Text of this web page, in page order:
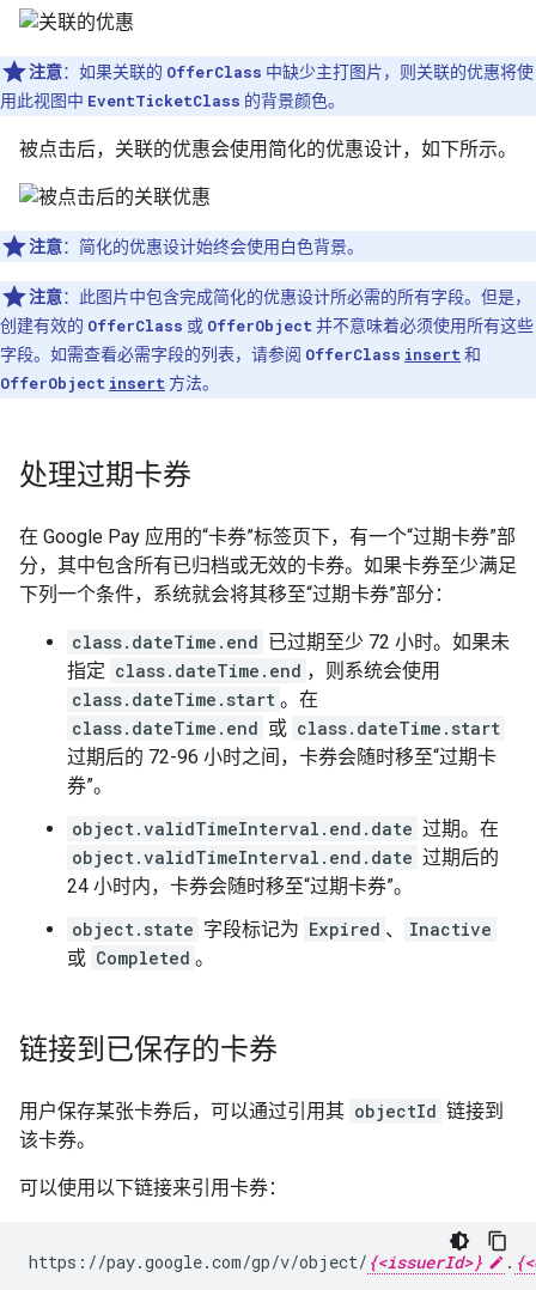
注意：如果关联的 OfferClass 中缺少主打图片，则关联的优惠将使
用此视图中 EventTicketClass 的背景颜色。
被点击后，关联的优惠会使用简化的优惠设计，如下所示。
注意：简化的优惠设计始终会使用白色背景。
注意：此图片中包含完成简化的优惠设计所必需的所有字段。但是，
创建有效的 OfferClass 或 OfferObject 并不意味着必须使用所有这些
字段。如需查看必需字段的列表，请参阅 OfferClass insert 和
OfferObject insert 方法。
处理过期卡券
在 Google Pay 应用的“卡券”标签页下，有一个“过期卡券”部
分，其中包含所有已归档或无效的卡券。如果卡券至少满足
下列一个条件，系统就会将其移至“过期卡券”部分：
class.dateTime.end 已过期至少 72 小时。如果未
指定 class.dateTime.end ，则系统会使用
class.dateTime.start 。在
class.dateTime.end 或 class.dateTime.start
过期后的 72-96 小时之间，卡券会随时移至“过期卡
券”。
object.validTimeInterval.end.date 过期。在
object.validTimeInterval.end.date 过期后的
24 小时内，卡券会随时移至“过期卡券”。
object.state 字段标记为 Expired 、
Inactive
或 Completed 。
链接到已保存的卡券
用户保存某张卡券后，可以通过引用其 objectId 链接到
该卡券。
可以使用以下链接来引用卡券：
https://pay.google.com/gp/v/object/ {<issuerId>} .